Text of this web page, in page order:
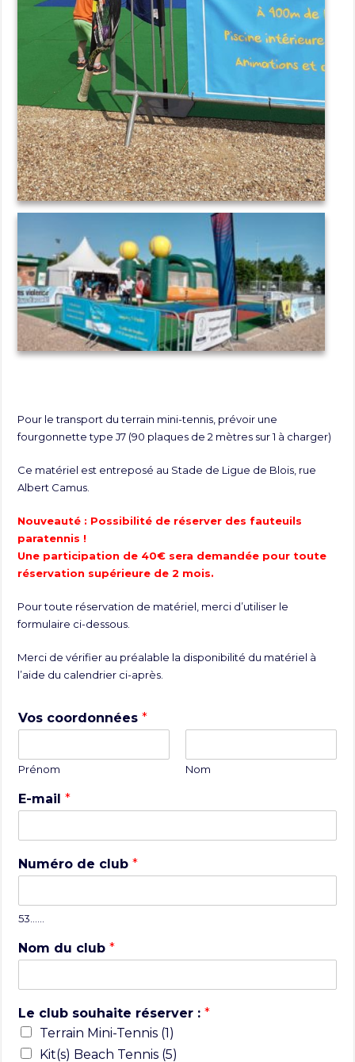
Pour le transport du terrain mini-tennis, prévoir une
fourgonnette type J7 (90 plaques de 2 mètres sur 1 à charger)
Ce matériel est entreposé au Stade de Ligue de Blois, rue
Albert Camus.
Nouveauté : Possibilité de réserver des fauteuils
paratennis !
Une participation de 40€ sera demandée pour toute
réservation supérieure de 2 mois.
Pour toute réservation de matériel, merci d’utiliser le
formulaire ci-dessous.
Merci de vérifier au préalable la disponibilité du matériel à
l’aide du calendrier ci-après.
Vos coordonnées*
Prénom Nom
E-mail*
Numéro de club*
53……
Nom du club*
Le club souhaite réserver :*
Terrain Mini-Tennis (1)
Kit(s) Beach Tennis (5)